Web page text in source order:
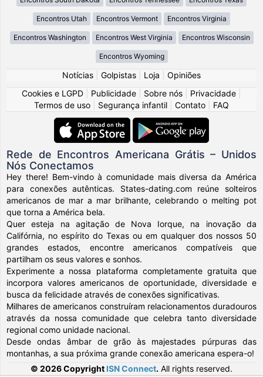
Encontros Utah Encontros Vermont Encontros Virginia
Encontros Washington Encontros West Virginia Encontros Wisconsin
Encontros Wyoming
Notícias Golpistas Loja
Opiniões
Cookies e LGPD
Publicidade Sobre nós Privacidade
Termos de uso
Segurança infantil Contato FAQ
Rede de Encontros Americana Grátis – Unidos
Nós Conectamos
Hey there! Bem-vindo à comunidade mais diversa da América
para conexões autênticas. States-dating.com reúne solteiros
americanos de mar a mar brilhante, celebrando o melting pot
que torna a América bela.
Quer esteja na agitação de Nova Iorque, na inovação da
Califórnia, no espírito do Texas ou em qualquer dos nossos 50
grandes estados, encontre americanos compatíveis que
partilham os seus valores e sonhos.
Experimente a nossa plataforma completamente gratuita que
incorpora valores americanos de oportunidade, diversidade e
busca da felicidade através de conexões significativas.
Milhares de americanos construíram relacionamentos duradouros
através da nossa comunidade que celebra tanto diversidade
regional como unidade nacional.
Desde ondas âmbar de grão às majestades púrpuras das
montanhas, a sua próxima grande conexão americana espera-o!
© 2026 Copyright ISN Connect. All rights reserved.